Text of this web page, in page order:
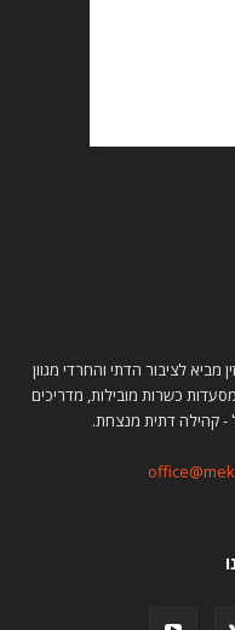
מביא לציבור הדתי והחרדי מגוון
כשרות מובילות, מדריכים
- קהילה דתית מנצחת.